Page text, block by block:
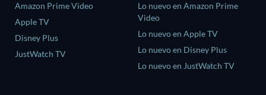
Amazon Prime Video
Apple TV
Disney Plus
JustWatch TV
Lo nuevo en Amazon Prime
Video
Lo nuevo en Apple TV
Lo nuevo en Disney Plus
Lo nuevo en JustWatch TV